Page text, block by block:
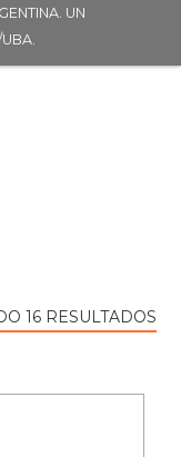
UN
16 RESULTADOS